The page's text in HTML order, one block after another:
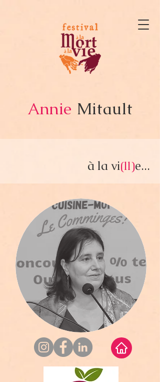
Annie Mitault
à la vi(ll)e...